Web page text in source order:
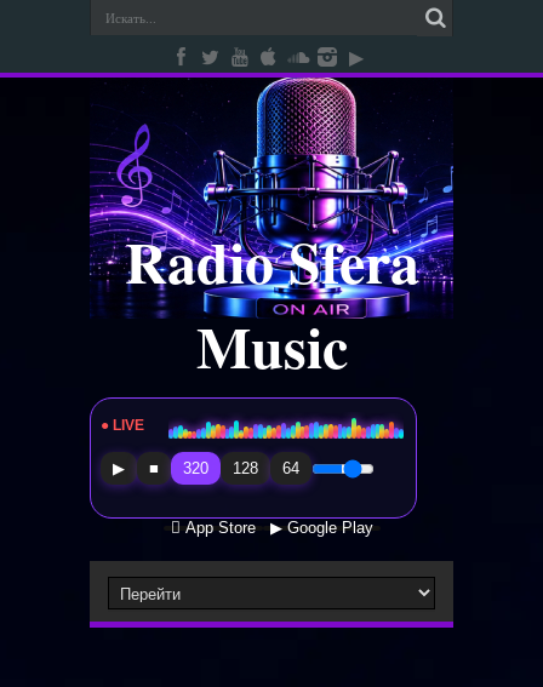
Radio Sfera
Music
● LIVE Radio Sfera Music
▶ ■ 320 128 64
 App Store ▶ Google Play